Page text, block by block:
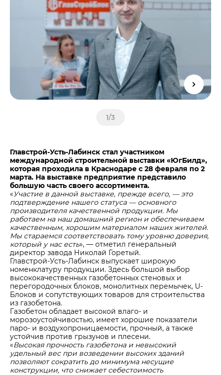
1/3
Главстрой-Усть-Лабинск стал участником
международной строительной выставки «ЮгБилд»,
которая проходила в Краснодаре с 28 февраля по 2
марта. На выставке предприятие представило
большую часть своего ассортимента.
«Участие в данной выставке, прежде всего, — это
подтверждение нашего статуса — основного
производителя качественной продукции. Мы
работаем на наш домашний регион и обеспечиваем
качественным, хорошим материалом наших жителей.
Мы стараемся соответствовать тому уровню доверия,
который у нас есть», — отметил генеральный
директор завода Николай Горетый.
Главстрой-Усть-Лабинск выпускает широкую
номенклатуру продукции. Здесь большой выбор
высококачественных газобетонных стеновых и
перегородочных блоков, монолитных перемычек, U-
Блоков и сопутствующих товаров для строительства
из газобетона.
Газобетон обладает высокой влаго- и
морозоустойчивостью, имеет хорошие показатели
паро- и воздухопроницаемости, прочный, а также
устойчив против грызунов и плесени.
«Высокая прочность газобетона и невысокий
удельный вес при возведении высоких зданий
позволяют сократить до минимума несущие
конструкции, что снижает себестоимость
Центры дистрибуции
Реализация ТМЦ и непрофильных активов
Политика в области закупок
В помощь поставщику
Не только цемент
Люди ЦЕМРОСа
Технологии и тренды
Издание для клиентов
Аналитика цементной отрасли
Медиабанк
Контакты для СМИ
Служба доверия